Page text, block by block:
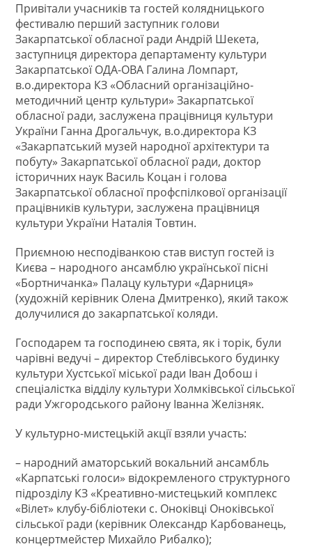
Привітали учасників та гостей колядницького
фестивалю перший заступник голови
Закарпатської обласної ради Андрій Шекета,
заступниця директора департаменту культури
Закарпатської ОДА-ОВА Галина Ломпарт,
в.о.директора КЗ «Обласний організаційно-
методичний центр культури» Закарпатської
обласної ради, заслужена працівниця культури
України Ганна Дрогальчук, в.о.директора КЗ
«Закарпатський музей народної архітектури та
побуту» Закарпатської обласної ради, доктор
історичних наук Василь Коцан і голова
Закарпатської обласної профспілкової організації
працівників культури, заслужена працівниця
культури України Наталія Товтин.
Приємною несподіванкою став виступ гостей із
Києва – народного ансамблю української пісні
«Бортничанка» Палацу культури «Дарниця»
(художній керівник Олена Дмитренко), який також
долучилися до закарпатської коляди.
Господарем та господинею свята, як і торік, були
чарівні ведучі – директор Стеблівського будинку
культури Хустської міської ради Іван Добош і
спеціалістка відділу культури Холмківської сільської
ради Ужгородського району Іванна Желізняк.
У культурно-мистецькій акції взяли участь:
– народний аматорський вокальний ансамбль
«Карпатські голоси» відокремленого структурного
підрозділу КЗ «Креативно-мистецький комплекс
«Вілет» клубу-бібліотеки с. Оноківці Оноківської
сільської ради (керівник Олександр Карбованець,
концертмейстер Михайло Рибалко);